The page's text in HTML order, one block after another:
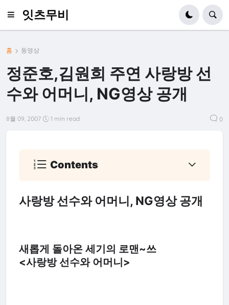
잇츠무비
홈 동영상
정준호,김원희 주연 사랑방 선
수와 어머니, NG영상 공개
8월 09, 2007 1 min read 0
Contents
사랑방 선수와 어머니, NG영상 공개
새롭게 돌아온 세기의 로맨~쓰
<사랑방 선수와 어머니>